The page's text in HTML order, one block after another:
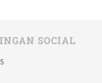
SOCIAL